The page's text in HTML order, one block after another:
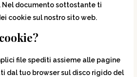
documento sottostante ti
cookie sul nostro sito web.
file spediti assieme alle pagine
dal tuo browser sul disco rigido del